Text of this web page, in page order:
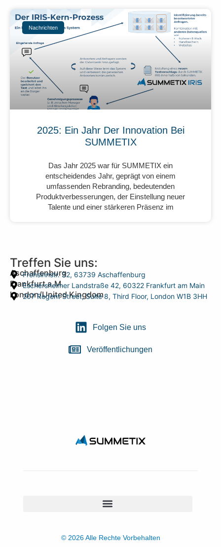
Nachrichten
2025: Ein Jahr Der Innovation Bei
SUMMETIX
Das Jahr 2025 war für SUMMETIX ein
entscheidendes Jahr, geprägt von einem
umfassenden Rebranding, bedeutenden
Produktverbesserungen, der Einstellung neuer
Talente und einer stärkeren Präsenz im
Treffen Sie uns:
Aschaffenburg
Frohsinnstr. 32, 63739 Aschaffenburg
Frankfurt a.M.
Eschersheimer Landstraße 42, 60322 Frankfurt am Main
London/United Kingdom
207 Regent Street, Suite 8, Third Floor, London W1B 3HH
Folgen Sie uns
Veröffentlichungen
© 2026 Alle Rechte Vorbehalten